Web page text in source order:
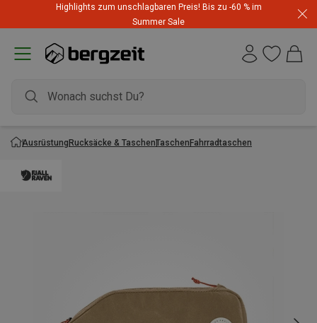
Highlights zum unschlagbaren Preis! Bis zu -60 % im
Summer Sale
AusrüstungRucksäcke & TaschenTaschenFahrradtaschen